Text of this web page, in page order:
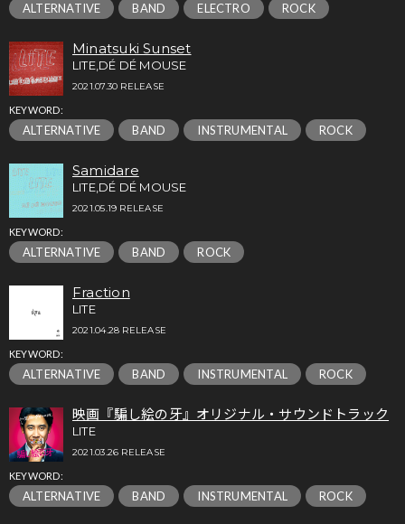
ALTERNATIVE BAND ELECTRO ROCK
Minatsuki Sunset
LITE,DÉ DÉ MOUSE
2021.07.30 RELEASE
KEYWORD:
ALTERNATIVE BAND INSTRUMENTAL ROCK
Samidare
LITE,DÉ DÉ MOUSE
2021.05.19 RELEASE
KEYWORD:
ALTERNATIVE BAND ROCK
Fraction
LITE
2021.04.28 RELEASE
KEYWORD:
ALTERNATIVE BAND INSTRUMENTAL ROCK
映画『騙し絵の牙』オリジナル・サウンドトラック
LITE
2021.03.26 RELEASE
KEYWORD:
ALTERNATIVE BAND INSTRUMENTAL ROCK